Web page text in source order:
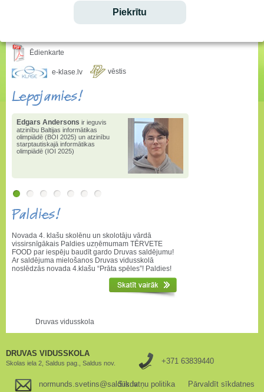
Piekrītu
Ēdienkarte
e-klase.lv vēstis
Lepojamies!
Edgars Andersons ir ieguvis
atzinību Baltijas informātikas
olimpiādē (BOI 2025) un atzinību
starptautiskajā informātikas
olimpiādē (IOI 2025)
Paldies!
Novada 4. klašu skolēnu un skolotāju vārdā
vissirsnīgākais Paldies uzņēmumam TĒRVETE
FOOD par iespēju baudīt gardo Druvas saldējumu!
Ar saldējuma mielošanos Druvas vidusskolā
noslēdzās novada 4.klašu “Prāta spēles”! Paldies!
Druvas vidusskola
DRUVAS VIDUSSKOLA
Skolas iela 2, Saldus pag., Saldus nov. +371 63839440
normunds.svetins@saldus.lvSīkdatņu politika Pārvaldīt sīkdatnes